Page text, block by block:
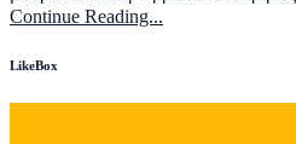
Continue Reading...
LikeBox